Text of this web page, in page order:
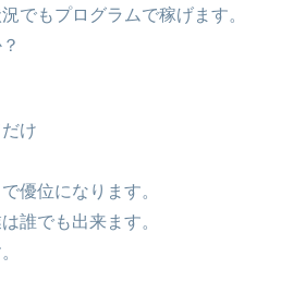
でもプログラムで稼げます。
け
優位になります。
誰でも出来ます。